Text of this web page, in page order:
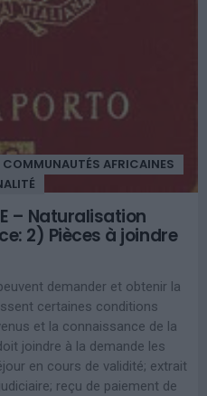
COMMUNAUTÉS AFRICAINES
– Naturalisation
2) Pièces à joindre
demander et obtenir la
certaines conditions
et la connaissance de la
joindre à la demande les
en cours de validité; extrait
reçu de paiement de